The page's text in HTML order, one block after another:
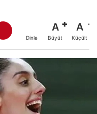
Dinle
A
Büyüt
A
Küçült